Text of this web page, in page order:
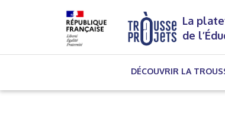
La
de
DÉCOUVRIR LA